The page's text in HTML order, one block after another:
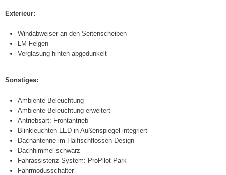
Exterieur:
Windabweiser an den Seitenscheiben
LM-Felgen
Verglasung hinten abgedunkelt
Sonstiges:
Ambiente-Beleuchtung
Ambiente-Beleuchtung erweitert
Antriebsart: Frontantrieb
Blinkleuchten LED in Außenspiegel integriert
Dachantenne im Haifischflossen-Design
Dachhimmel schwarz
Fahrassistenz-System: ProPilot Park
Fahrmodusschalter